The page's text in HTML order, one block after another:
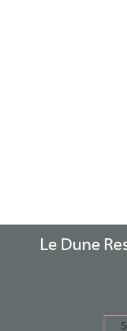
Le Dune